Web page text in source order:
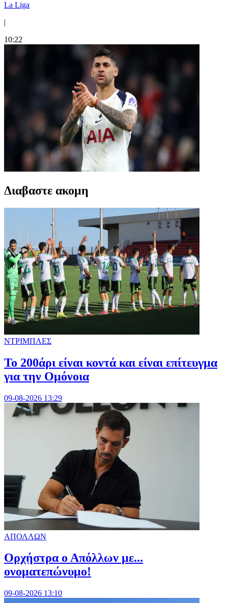
La Liga
|
10:22
Διαβαστε ακομη
ΝΤΡΙΜΠΛΕΣ
Το 200άρι είναι κοντά και είναι επίτευγμα
για την Ομόνοια
09-08-2026 13:29
ΑΠΟΛΛΩΝ
Ορχήστρα o Aπόλλων με...
ονοματεπώνυμο!
09-08-2026 13:10